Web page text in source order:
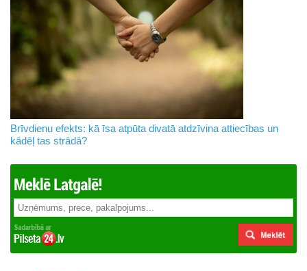
Brīvdienu efekts: kā īsa atpūta divatā atdzīvina attiecības un
kādēļ tas strādā?